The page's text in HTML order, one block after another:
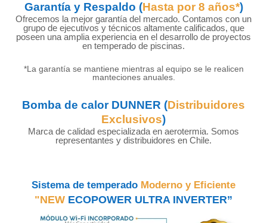
Garantía y Respaldo (Hasta por 8 años*)
Ofrecemos la mejor garantía del mercado. Contamos con un
grupo de ejecutivos y técnicos altamente calificados, que
poseen una amplia experiencia en el desarrollo de proyectos
en temperado de piscinas.
*La garantía se mantiene mientras al equipo se le realicen
manteciones anuales.
Bomba de calor DUNNER (Distribuidores
Exclusivos)
Marca de calidad especializada en aerotermia. Somos
representantes y distribuidores en Chile.
Sistema de temperado Moderno y Eficiente
"NEW ECOPOWER ULTRA INVERTER”